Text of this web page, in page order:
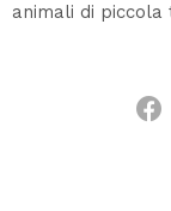
animali di piccola